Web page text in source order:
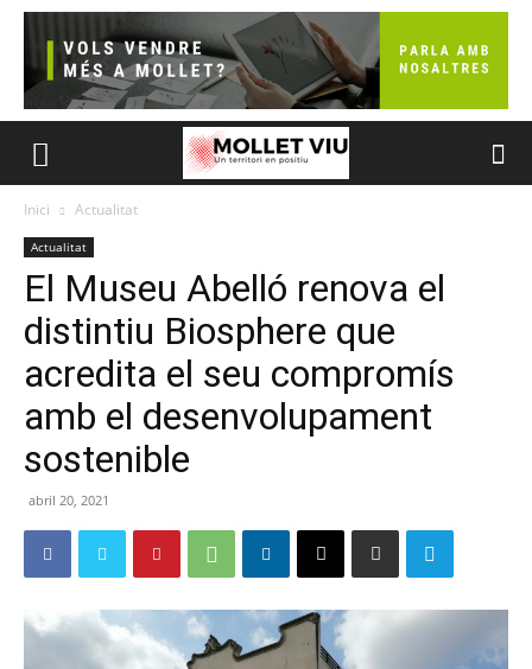
Inici Actualitat
Actualitat
El Museu Abelló renova el
distintiu Biosphere que
acredita el seu compromís
amb el desenvolupament
sostenible
abril 20, 2021